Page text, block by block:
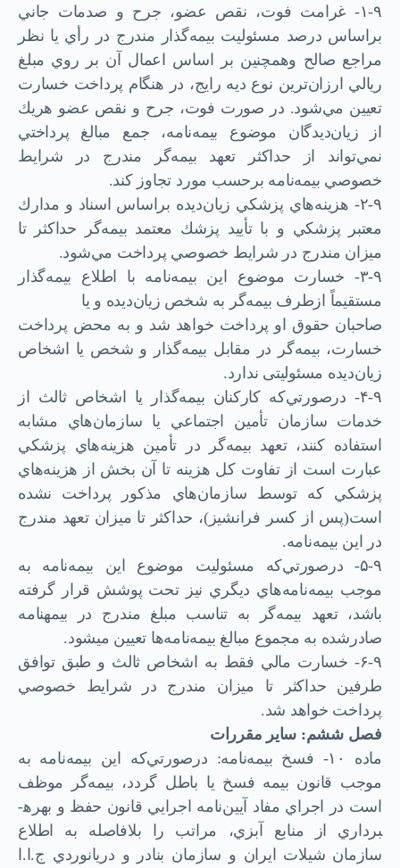
۱-۹- غرامت فوت، نقص عضو، جرح و صدمات جاني
براساس درصد مسئوليت بيمه‌گذار مندرج در رأي يا نظر
مراجع صالح وهمچنين بر اساس اعمال آن بر روي مبلغ
ريالي ارزا‌ن‌ترين نوع ديه رايج، در هنگام پرداخت خسارت
تعيين مي‌شود. در صورت فوت، جرح و نقص عضو هر‌يك
از زيان‌ديدگان موضوع بيمه‌نامه، جمع مبالغ پرداختي
نمي‌تواند از حداكثر تعهد بيمه‌گر مندرج در شرايط
خصوصي بيمه‌نامه بر‌حسب مورد تجاوز کند.
۲-۹- هزينه‌‌هاي پزشكي زيان‌ديده بر‌اساس اسناد و مدارك
معتبر پزشكي و با تأييد پزشك معتمد بيمه‌گر حداكثر تا
ميزان مندرج در شرايط خصوصي پرداخت مي‌شود.
۳-۹- خسارت موضوع اين بيمه‌نامه با اطلاع بيمه‌گذار
مستقيماً از‌طرف بيمه‌گر به شخص زيان‌ديده و يا
صاحبان حقوق او پرداخت خواهد شد و به محض پرداخت
خسارت، بيمه‌گر در مقابل بيمه‌گذار و شخص يا اشخاص
زيان‌ديده مسئولیتی ندارد.
۴-۹- در‌صورتي‌كه كاركنان بيمه‌گذار يا اشخاص ثالث از
خدمات سازمان تأمين اجتماعي يا سازمان‌هاي مشابه
استفاده کنند، تعهد بيمه‌گر در تأمين هزينه‌هاي پزشكي
عبارت است از تفاوت كل هزينه تا آن بخش از هزينه‌هاي
پزشكي كه توسط سازمان‌هاي مذكور پرداخت نشده
است(پس از كسر فرانشيز)، حداكثر تا ميزان تعهد مندرج
در اين بيمه‌نامه.
۵-۹- د‌ر‌صورتي‌که مسئوليت موضوع اين بيمه‌نامه به
موجب بيمه‌نامه‌هاي ديگري نيز تحت پوشش قرار گرفته
باشد، تعهد بيمه‌گر به تناسب مبلغ مندرج در بيمه­نامه
صادر‌شده به مجموع مبالغ بيمه‌نامه‌ها تعيين مي­شود.
۶-۹- خسارت مالي فقط به اشخاص ثالث و طبق توافق
طرفين حداكثر تا ميزان مندرج در شرايط خصوصي
پرداخت خواهد شد.
فصل ششم: ساير مقررات
ماده ۱۰- فسخ بيمه‌نامه: در‌صورتي‌كه اين بيمه‌نامه به
موجب قانون بيمه فسخ يا باطل گردد، بيمه‌گر موظف
است در اجراي مفاد آيين‌نامه اجرايي قانون حفظ و بهره­
برداري از منابع آبزي، مراتب را بلافاصله به اطلاع
سازمان شيلات ايران و سازمان بنادر و دريانوردي ج.ا.ا